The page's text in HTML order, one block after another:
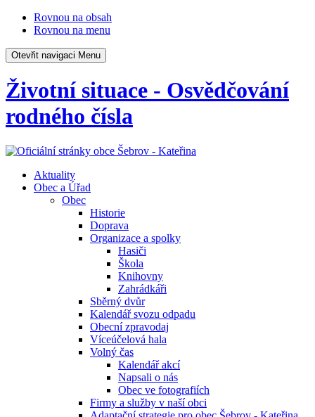
Rovnou na obsah
Rovnou na menu
Otevřit navigaci Menu
Životní situace - Osvědčování
rodného čísla
Aktuality
Obec a Úřad
Obec
Historie
Doprava
Organizace a spolky
Hasiči
Škola
Knihovny
Zahrádkáři
Sběrný dvůr
Kalendář svozu odpadu
Obecní zpravodaj
Víceúčelová hala
Volný čas
Kalendář akcí
Napsali o nás
Obec ve fotografiích
Firmy a služby v naší obci